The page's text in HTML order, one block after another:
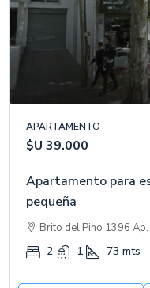
APARTAMENTO
$U 39.000
Apartamento para
pequeña
Brito del Pino 1396
2 1 73 mts